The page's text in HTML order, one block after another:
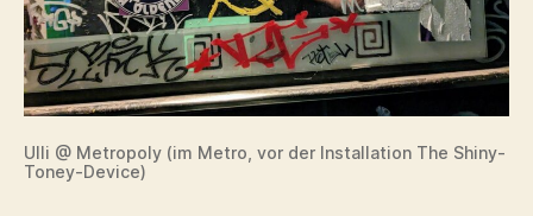
Ulli @ Metropoly (im Metro, vor der Installation The Shiny-
Toney-Device)